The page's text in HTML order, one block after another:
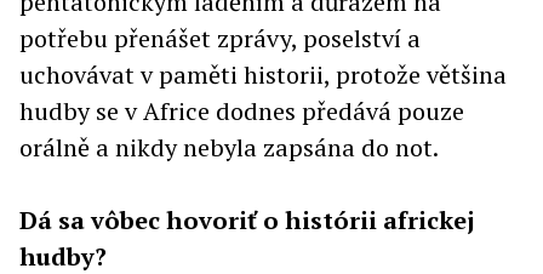
potřebu přenášet zprávy, poselství a
uchovávat v paměti historii, protože většina
hudby se v Africe dodnes předává pouze
orálně a nikdy nebyla zapsána do not.
Dá sa vôbec hovoriť o histórii africkej
hudby?